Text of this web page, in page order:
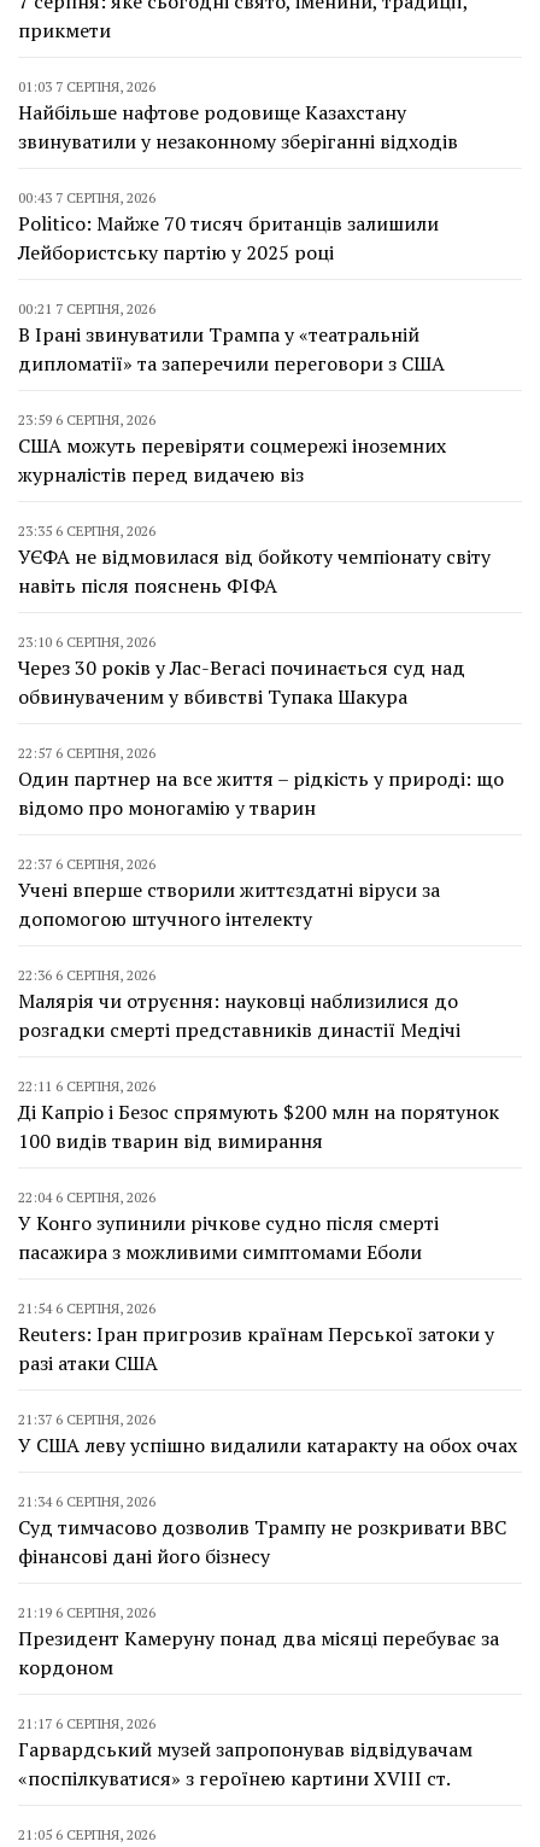
прикмети
01:03 7 СЕРПНЯ, 2026
Найбільше нафтове родовище Казахстану
звинуватили у незаконному зберіганні відходів
00:43 7 СЕРПНЯ, 2026
Politico: Майже 70 тисяч британців залишили
Лейбористську партію у 2025 році
00:21 7 СЕРПНЯ, 2026
В Ірані звинуватили Трампа у «театральній
дипломатії» та заперечили переговори з США
23:59 6 СЕРПНЯ, 2026
США можуть перевіряти соцмережі іноземних
журналістів перед видачею віз
23:35 6 СЕРПНЯ, 2026
УЄФА не відмовилася від бойкоту чемпіонату світу
навіть після пояснень ФІФА
23:10 6 СЕРПНЯ, 2026
Через 30 років у Лас-Вегасі починається суд над
обвинуваченим у вбивстві Тупака Шакура
22:57 6 СЕРПНЯ, 2026
Один партнер на все життя – рідкість у природі: що
відомо про моногамію у тварин
22:37 6 СЕРПНЯ, 2026
Учені вперше створили життєздатні віруси за
допомогою штучного інтелекту
22:36 6 СЕРПНЯ, 2026
Малярія чи отруєння: науковці наблизилися до
розгадки смерті представників династії Медічі
22:11 6 СЕРПНЯ, 2026
Ді Капріо і Безос спрямують $200 млн на порятунок
100 видів тварин від вимирання
22:04 6 СЕРПНЯ, 2026
У Конго зупинили річкове судно після смерті
пасажира з можливими симптомами Еболи
21:54 6 СЕРПНЯ, 2026
Reuters: Іран пригрозив країнам Перської затоки у
разі атаки США
21:37 6 СЕРПНЯ, 2026
У США леву успішно видалили катаракту на обох очах
21:34 6 СЕРПНЯ, 2026
Суд тимчасово дозволив Трампу не розкривати BBC
фінансові дані його бізнесу
21:19 6 СЕРПНЯ, 2026
Президент Камеруну понад два місяці перебуває за
кордоном
21:17 6 СЕРПНЯ, 2026
Гарвардський музей запропонував відвідувачам
«поспілкуватися» з героїнею картини XVIII ст.
21:05 6 СЕРПНЯ, 2026